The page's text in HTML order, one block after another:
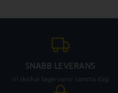
SNABB LEVERANS
Vi skickar lagervaror samma dag